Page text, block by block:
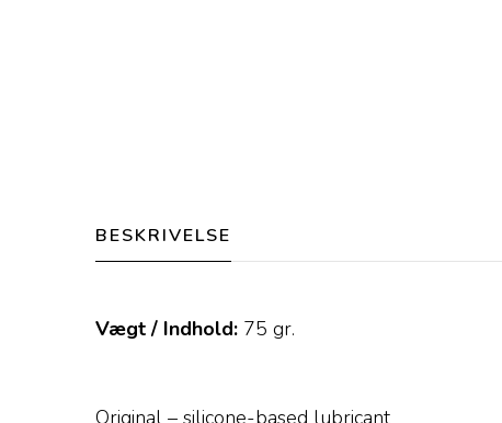
BESKRIVELSE
Vægt / Indhold: 75 gr.
Original – silicone-based lubricant